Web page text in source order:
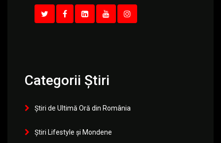
Categorii Știri
Știri de Ultimă Oră din România
Știri Lifestyle și Mondene